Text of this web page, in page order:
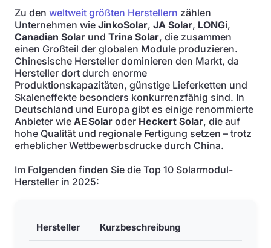
Zu den weltweit größten Herstellern zählen
Unternehmen wie JinkoSolar, JA Solar, LONGi,
Canadian Solar und Trina Solar, die zusammen
einen Großteil der globalen Module produzieren.
Chinesische Hersteller dominieren den Markt, da
Hersteller dort durch enorme
Produktionskapazitäten, günstige Lieferketten und
Skaleneffekte besonders konkurrenzfähig sind. In
Deutschland und Europa gibt es einige renommierte
Anbieter wie AE Solar oder Heckert Solar, die auf
hohe Qualität und regionale Fertigung setzen – trotz
erheblicher Wettbewerbsdrucke durch China.
Im Folgenden finden Sie die Top 10 Solarmodul-
Hersteller in 2025:
Hersteller Kurzbeschreibung